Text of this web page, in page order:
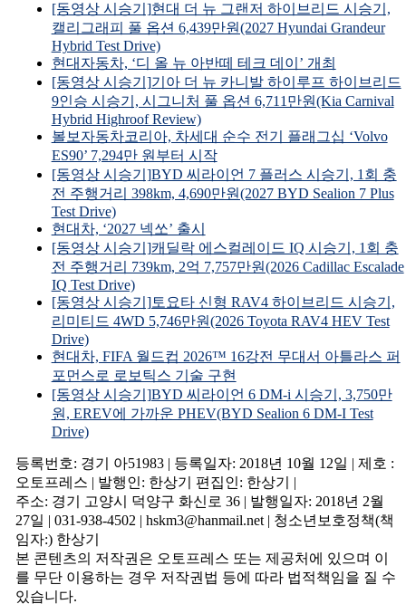
[동영상 시승기]현대 더 뉴 그랜저 하이브리드 시승기,
캘리그래피 풀 옵션 6,439만원(2027 Hyundai Grandeur
Hybrid Test Drive)
현대자동차, ‘디 올 뉴 아반떼 테크 데이’ 개최
[동영상 시승기]기아 더 뉴 카니발 하이루프 하이브리드
9인승 시승기, 시그니처 풀 옵션 6,711만원(Kia Carnival
Hybrid Highroof Review)
볼보자동차코리아, 차세대 순수 전기 플래그십 ‘Volvo
ES90’ 7,294만 원부터 시작
[동영상 시승기]BYD 씨라이언 7 플러스 시승기, 1회 충
전 주행거리 398km, 4,690만원(2027 BYD Sealion 7 Plus
Test Drive)
현대차, ‘2027 넥쏘’ 출시
[동영상 시승기]캐딜락 에스컬레이드 IQ 시승기, 1회 충
전 주행거리 739km, 2억 7,757만원(2026 Cadillac Escalade
IQ Test Drive)
[동영상 시승기]토요타 신형 RAV4 하이브리드 시승기,
리미티드 4WD 5,746만원(2026 Toyota RAV4 HEV Test
Drive)
현대차, FIFA 월드컵 2026™ 16강전 무대서 아틀라스 퍼
포먼스로 로보틱스 기술 구현
[동영상 시승기]BYD 씨라이언 6 DM-i 시승기, 3,750만
원, EREV에 가까운 PHEV(BYD Sealion 6 DM-I Test
Drive)
등록번호: 경기 아51983 | 등록일자: 2018년 10월 12일 | 제호 :
오토프레스 | 발행인: 한상기 편집인: 한상기 |
주소: 경기 고양시 덕양구 화신로 36 | 발행일자: 2018년 2월
27일 | 031-938-4502 | hskm3@hanmail.net | 청소년보호정책(책
임자:) 한상기
본 콘텐츠의 저작권은 오토프레스 또는 제공처에 있으며 이
를 무단 이용하는 경우 저작권법 등에 따라 법적책임을 질 수
있습니다.